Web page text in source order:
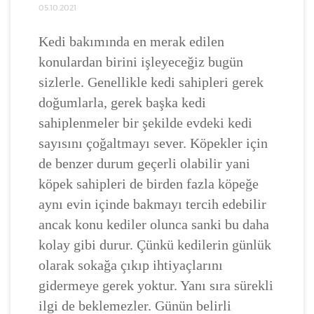
05.10.2021
Kedi bakımında en merak edilen
konulardan birini işleyeceğiz bugün
sizlerle. Genellikle kedi sahipleri gerek
doğumlarla, gerek başka kedi
sahiplenmeler bir şekilde evdeki kedi
sayısını çoğaltmayı sever. Köpekler için
de benzer durum geçerli olabilir yani
köpek sahipleri de birden fazla köpeğe
aynı evin içinde bakmayı tercih edebilir
ancak konu kediler olunca sanki bu daha
kolay gibi durur. Çünkü kedilerin günlük
olarak sokağa çıkıp ihtiyaçlarını
gidermeye gerek yoktur. Yanı sıra sürekli
ilgi de beklemezler. Günün belirli